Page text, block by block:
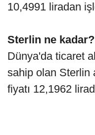
10,4991 liradan
Sterlin ne kadar?
Dünya'da ticaret
sahip olan Sterlin
fiyatı 12,1962